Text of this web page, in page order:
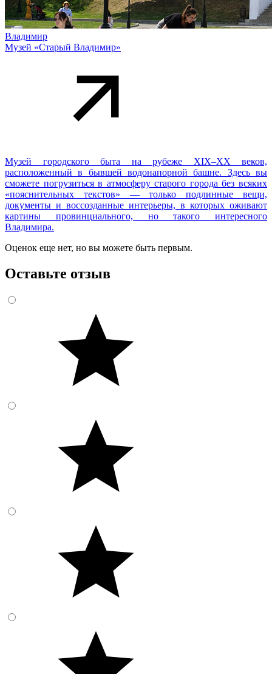
Владимир
Музей «Старый Владимир»
Музей городского быта на рубеже XIX–XX веков,
расположенный в бывшей водонапорной башне. Здесь вы
сможете погрузиться в атмосферу старого города без всяких
«пояснительных текстов» — только подлинные вещи,
документы и воссозданные интерьеры, в которых оживают
картины провинциального, но такого интересного
Владимира.
Оценок еще нет, но вы можете быть первым.
Оставьте отзыв